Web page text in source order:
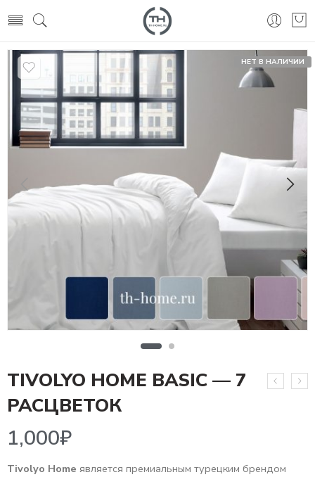
НЕТ В НАЛИЧИИ
TIVOLYO HOME BASIC — 7
РАСЦВЕТОК
1,000₽
Tivolyo Home является премиальным турецким брендом